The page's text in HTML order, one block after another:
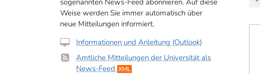
sogenannten News-Feed abonnieren. Auf diese
Weise werden Sie immer automatisch über
neue Mitteilungen informiert.
Informationen und Anleitung (Outlook)
Amtliche Mitteilungen der Universität als
News-Feed XML